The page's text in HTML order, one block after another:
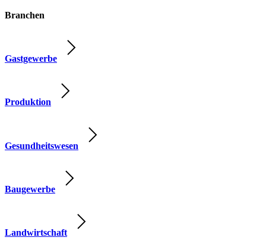
Branchen
Gastgewerbe
Produktion
Gesundheitswesen
Baugewerbe
Landwirtschaft